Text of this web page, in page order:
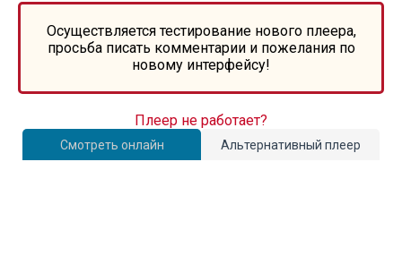
Осуществляется тестирование нового плеера,
просьба писать комментарии и пожелания по
новому интерфейсу!
Смотреть онлайн Альтернативный плеер
Плеер не работает?